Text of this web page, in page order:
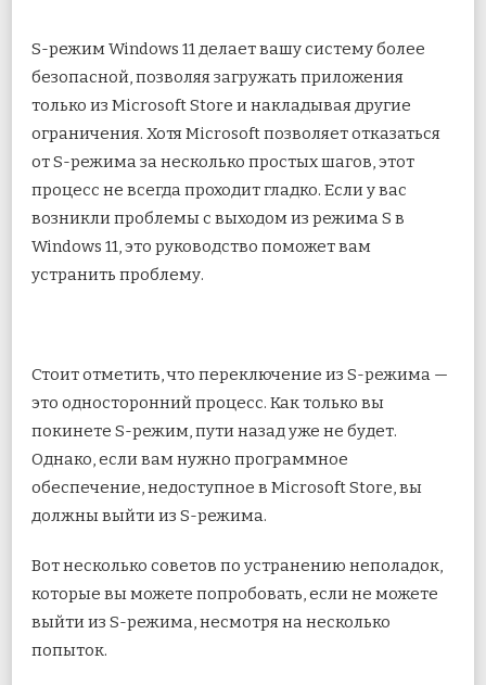
ЛУЧШИХ
ИСПРАВИТЬ
НЕВОЗМОЖНОСТЬ
ИЗ
S-
В
WINDOWS
11
S-режим Windows 11 делает вашу систему более
безопасной, позволяя загружать приложения
только из Microsoft Store и накладывая другие
ограничения. Хотя Microsoft позволяет отказаться
от S-режима за несколько простых шагов, этот
процесс не всегда проходит гладко. Если у вас
возникли проблемы с выходом из режима S в
Windows 11, это руководство поможет вам
устранить проблему.
Стоит отметить, что переключение из S-режима —
это односторонний процесс. Как только вы
покинете S-режим, пути назад уже не будет.
Однако, если вам нужно программное
обеспечение, недоступное в Microsoft Store, вы
должны выйти из S-режима.
Вот несколько советов по устранению неполадок,
которые вы можете попробовать, если не можете
выйти из S-режима, несмотря на несколько
попыток.